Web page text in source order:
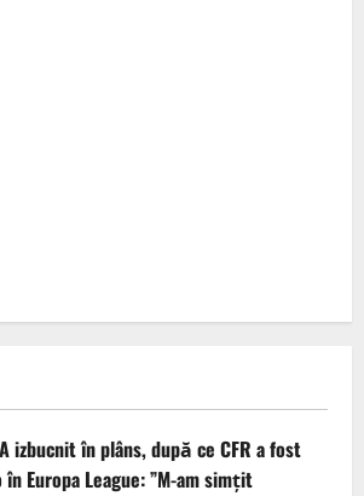
izbucnit în plâns, după ce CFR a fost
Europa League: ”M-am simțit